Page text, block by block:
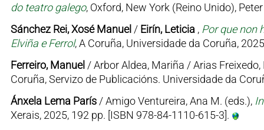
do teatro galego, Oxford, New York (Reino Unido),
Sánchez Rei, Xosé Manuel / Eirín, Leticia , Por que non
Elviña e Ferrol, A Coruña, Universidade da Coruña,
Ferreiro, Manuel / Arbor Aldea, Mariña / Arias
Coruña, Servizo de Publicacións. Universidade da
Ánxela Lema París/ Amigo Ventureira, Ana M. (eds.),
Xerais, 2025, 192 pp. [ISBN 978-84-1110-615-3].